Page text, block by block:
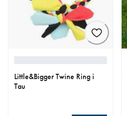
Little&Bigger Twine Ring i
Tau